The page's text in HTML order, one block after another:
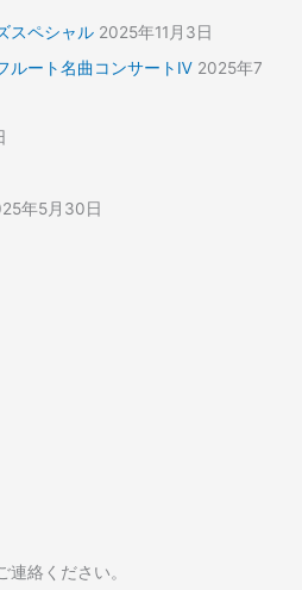
スペシャル 2025年11月3日
ルート名曲コンサートⅣ 2025年7
年5月30日
連絡ください。